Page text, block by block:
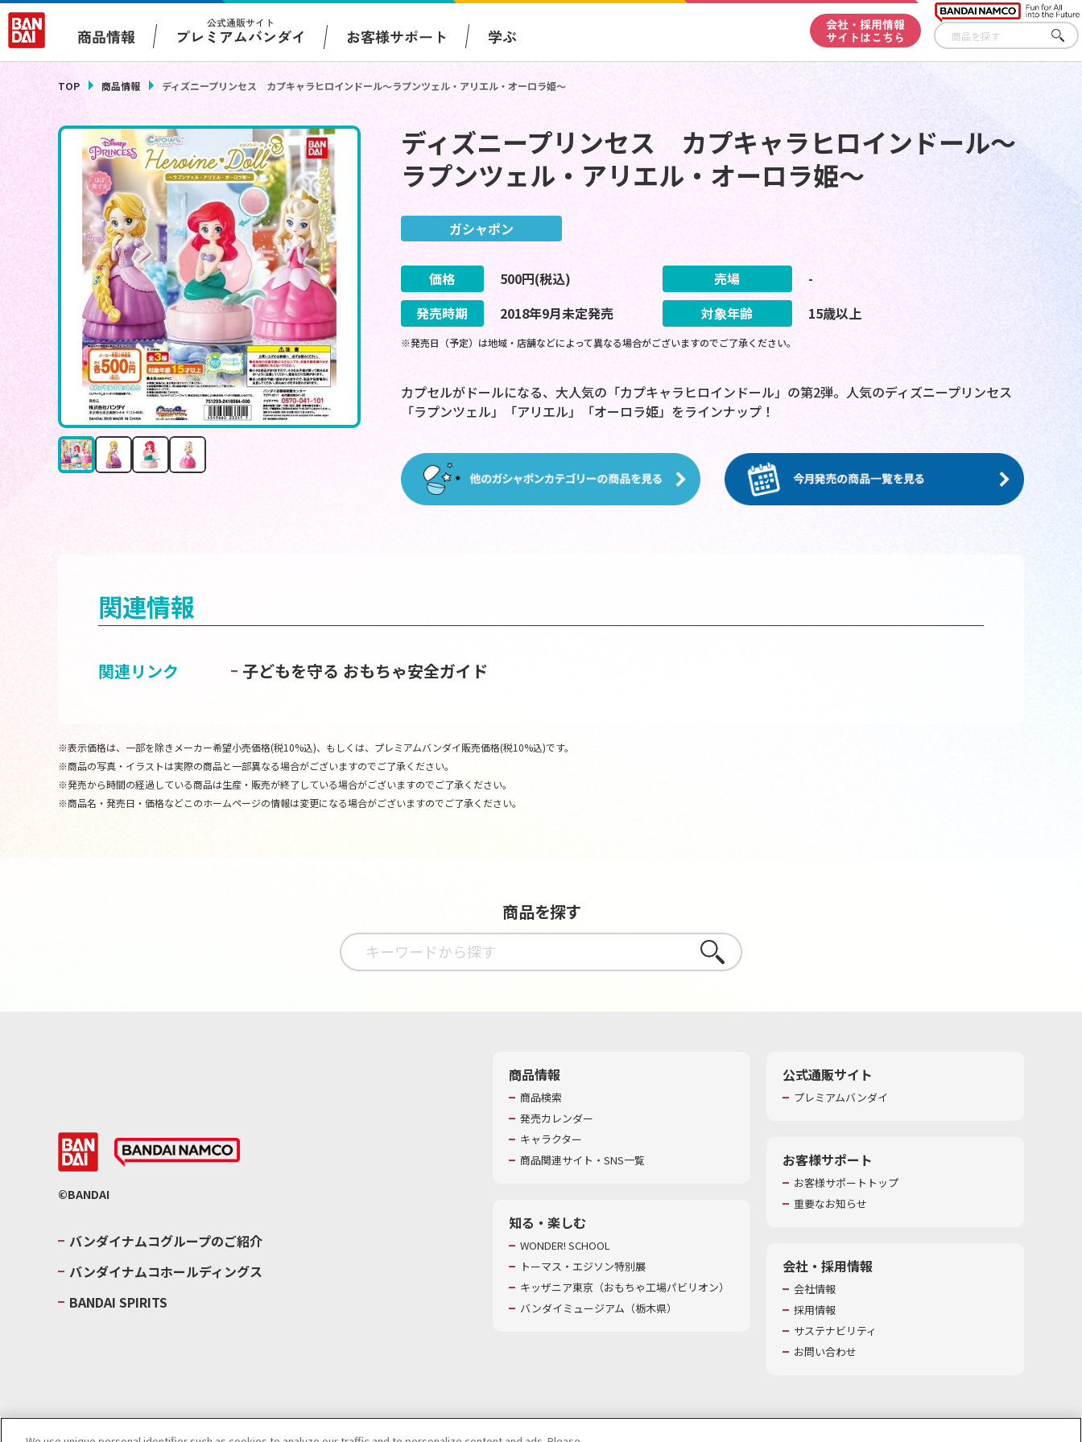
商品情報
公式通販サイト
プレミアムバンダイ お客様サポート 学ぶ
会社・採用情報
サイトはこちら
さが
す
TOP 商品情報 ディズニープリンセス カプキャラヒロインドール～ラプンツェル・アリエル・オーロラ姫～
ディズニープリンセス カプキャラヒロインドール～
ラプンツェル・アリエル・オーロラ姫～
ガシャポン
価格 500円(税込) 売場
-
発売時期
2018年9月未定発売 対象年齢 15歳以上
※発売日（予定）は地域・店舗などによって異なる場合がございますのでご了承ください。
カプセルがドールになる、大人気の「カプキャラヒロインドール」の第2弾。人気のディズニープリンセス
「ラプンツェル」「アリエル」「オーロラ姫」をラインナップ！
関連情報
関連リンク 子どもを守る おもちゃ安全ガイド
※表示価格は、一部を除きメーカー希望小売価格(税10%込)、もしくは、プレミアムバンダイ販売価格(税10%込)です。
※商品の写真・イラストは実際の商品と一部異なる場合がございますのでご了承ください。
※発売から時間の経過している商品は生産・販売が終了している場合がございますのでご了承ください。
※商品名・発売日・価格などこのホームページの情報は変更になる場合がございますのでご了承ください。
商品を探す
さがす
©BANDAI
バンダイナムコグループのご紹介
バンダイナムコホールディングス
BANDAI SPIRITS
商品情報
商品検索
発売カレンダー
キャラクター
商品関連サイト・SNS一覧
知る・楽しむ
WONDER! SCHOOL
トーマス・エジソン特別展
キッザニア東京（おもちゃ工場パビリオン）​
バンダイミュージアム（栃木県）
公式通販サイト
プレミアムバンダイ
お客様サポート
お客様サポートトップ
重要なお知らせ
会社・採用情報
会社情報
採用情報
サステナビリティ
お問い合わせ